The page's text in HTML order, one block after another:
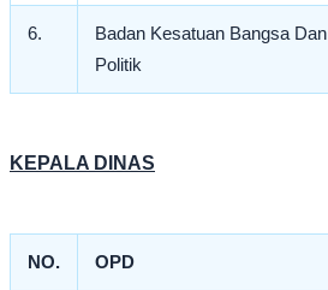
6.
Badan Kesatuan Bangsa Dan
Politik
KEPALA DINAS
NO. OPD